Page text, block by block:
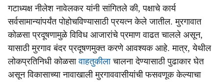
गटाध्यक्ष नीलेश नावेलकर यांनी सांगितले की, पक्षाचे कार्य
सर्वसामान्यांपर्यंत पोहोचविण्यासाठी प्रयत्न केले जातील. मुरगावात
कोळसा प्रदूषणामुळे विविध आजारांचे प्रमाण वाढत चालले असून,
यासाठी मुरगाव बंदर प्रदूषणमुक्त करणे आवश्यक आहे. मात्र, येथील
लोकप्रतिनिधी कोळसावाहतुकीलाचालना देण्यासाठी पुढाकार घेत
असून विकासाच्या नावाखाली मुरगाववासीयांची फसवणूक केल्याचा